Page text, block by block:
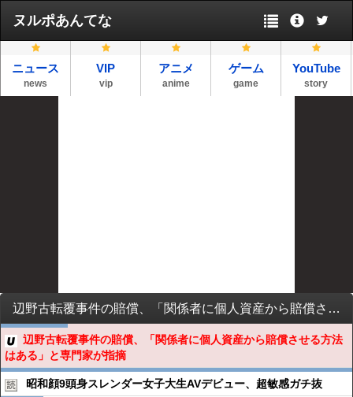
ヌルポあんてな
ニュース
news
VIP
vip
アニメ
anime
ゲーム
game
YouTube
story
辺野古転覆事件の賠償、「関係者に個人資産から賠償させる方法はある」と専門家が指摘
辺野古転覆事件の賠償、「関係者に個人資産から賠償させる方法
はある」と専門家が指摘
昭和顔9頭身スレンダー女子大生AVデビュー、超敏感ガチ抜